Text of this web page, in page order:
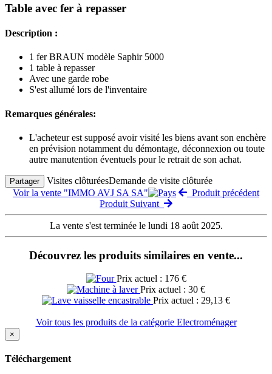
Table avec fer à repasser
Description :
1 fer BRAUN modèle Saphir 5000
1 table à repasser
Avec une garde robe
S'est allumé lors de l'inventaire
Remarques générales:
L'acheteur est supposé avoir visité les biens avant son enchère
en prévision notamment du démontage, déconnexion ou toute
autre manutention éventuels pour le retrait de son achat.
Partager Visites clôturéesDemande de visite clôturée
Voir la vente "IMMO AVJ SA SA"
Produit précédent
Produit Suivant
La vente s'est terminée le lundi 18 août 2025.
Découvrez les produits similaires en vente...
Prix actuel : 176 €
Prix actuel : 30 €
Prix actuel : 29,13 €
Voir tous les produits de la catégorie Electroménager
×
Téléchargement